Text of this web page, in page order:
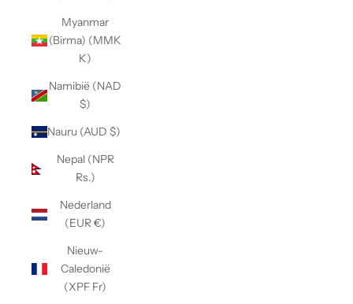
Myanmar
(Birma) (MMK
K)
Namibië (NAD
$)
Nauru (AUD $)
Nepal (NPR
Rs.)
Nederland
(EUR €)
Nieuw-
Caledonië
(XPF Fr)